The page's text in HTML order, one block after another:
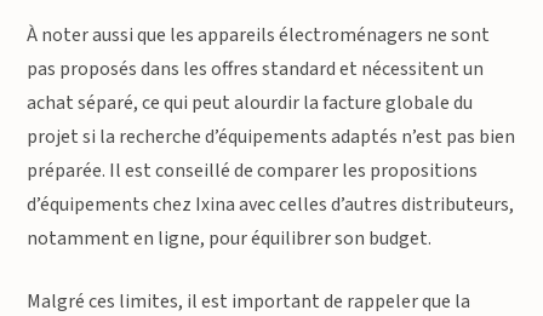
À noter aussi que les appareils électroménagers ne sont
pas proposés dans les offres standard et nécessitent un
achat séparé, ce qui peut alourdir la facture globale du
projet si la recherche d’équipements adaptés n’est pas bien
préparée. Il est conseillé de comparer les propositions
d’équipements chez Ixina avec celles d’autres distributeurs,
notamment en ligne, pour équilibrer son budget.
Malgré ces limites, il est important de rappeler que la